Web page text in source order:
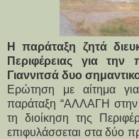
Η παράταξη ζητά
Περιφέρειας για
Γιαννιτσά δυο
Ερώτηση με αίτημα
παράταξη “ΑΛΛΑΓΗ στην
τη διοίκηση της
επιφυλάσσεται στα δύο